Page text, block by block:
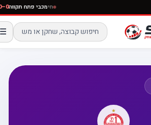
חימכבי פתח
☰